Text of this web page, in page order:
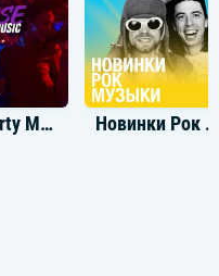
House Party Music Новинки Рок Музыки